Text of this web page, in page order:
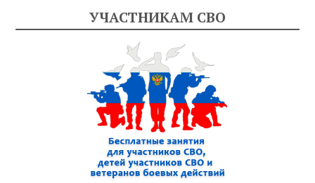
УЧАСТНИКАМ СВО